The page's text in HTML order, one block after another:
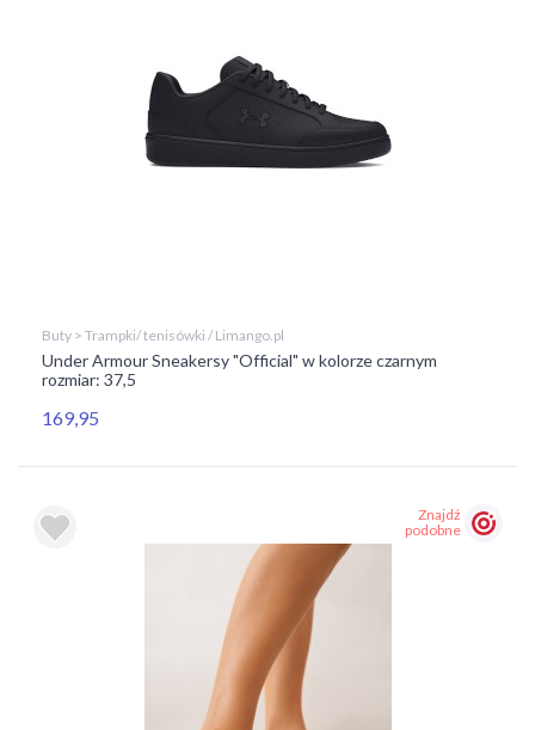
Buty > Trampki/ tenisówki / Limango.pl
Under Armour Sneakersy "Official" w kolorze czarnym
rozmiar: 37,5
169,95
Znajdź
podobne